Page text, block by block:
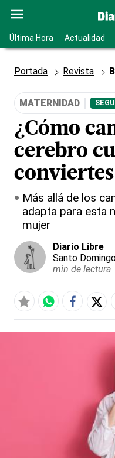
Última Hora Actualidad
Portada Revista
MATERNIDAD
¿Cómo
cerebro
Más allá de los
adapta para esta
mujer
Diario Libre
Santo
min de lectura